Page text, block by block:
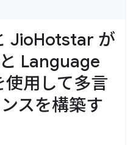
JioHotstar が
Language
用して多言
スを構築す